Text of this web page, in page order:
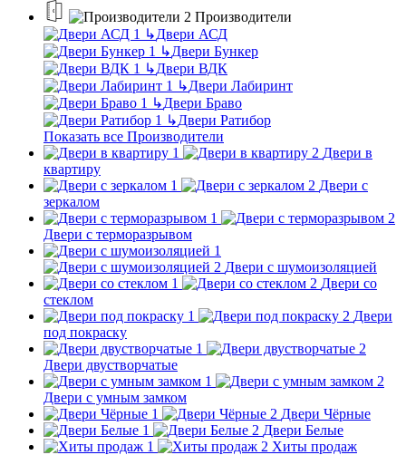
Производители
↳Двери АСД
↳Двери Бункер
↳Двери ВДК
↳Двери Лабиринт
↳Двери Браво
↳Двери Ратибор
Показать все Производители
Двери в
квартиру
Двери с
зеркалом
Двери с терморазрывом
Двери с шумоизоляцией
Двери со
стеклом
Двери
под покраску
Двери двустворчатые
Двери с умным замком
Двери Чёрные
Двери Белые
Хиты продаж